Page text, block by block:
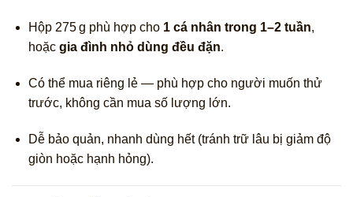
Hộp 275 g phù hợp cho 1 cá nhân trong 1–2 tuần,
hoặc gia đình nhỏ dùng đều đặn.
Có thể mua riêng lẻ — phù hợp cho người muốn thử
trước, không cần mua số lượng lớn.
Dễ bảo quản, nhanh dùng hết (tránh trữ lâu bị giảm độ
giòn hoặc hạnh hỏng).